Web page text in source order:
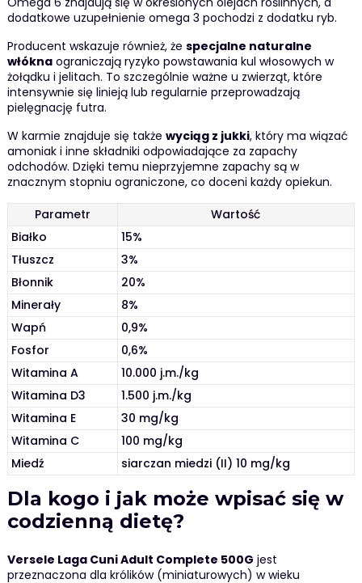
dodatkowe uzupełnienie omega 3 pochodzi z dodatku ryb.
Producent wskazuje również, że specjalne naturalne
włóknaograniczają ryzyko powstawania kul włosowych w
żołądku i jelitach. To szczególnie ważne u zwierząt, które
intensywnie się linieją lub regularnie przeprowadzają
pielęgnację futra.
W karmie znajduje się także wyciąg z jukki, który ma wiązać
amoniak i inne składniki odpowiadające za zapachy
odchodów. Dzięki temu nieprzyjemne zapachy są w
znacznym stopniu ograniczone, co doceni każdy opiekun.
Parametr
Wartość
Białko
15%
Tłuszcz
3%
Błonnik
20%
Minerały
8%
Wapń
0,9%
Fosfor
0,6%
Witamina A
10.000 j.m./kg
Witamina D3
1.500 j.m./kg
Witamina E
30 mg/kg
Witamina C
100 mg/kg
Miedź
siarczan miedzi (II) 10 mg/kg
Dla kogo i jak może wpisać się w
codzienną dietę?
Versele Laga Cuni Adult Complete 500G jest
przeznaczona dla królików (miniaturowych) w wieku